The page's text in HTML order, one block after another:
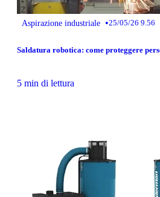
Aspirazione industriale •25/05/26 9.56
Saldatura robotica: come proteggere
5 min di lettura